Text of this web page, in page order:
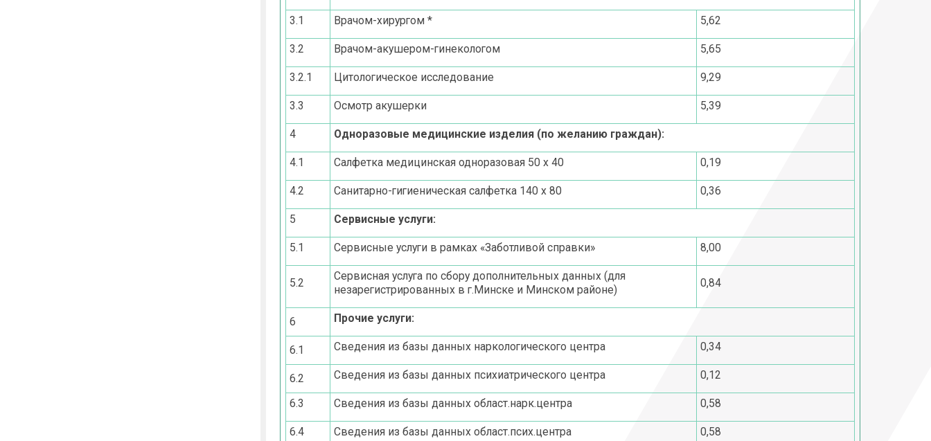
3.1 Врачом-хирургом * 5,62
3.2 Врачом-акушером-гинекологом 5,65
3.2.1 Цитологическое исследование 9,29
3.3 Осмотр акушерки 5,39
4 Одноразовые медицинские изделия (по желанию граждан):
4.1 Салфетка медицинская одноразовая 50 х 40 0,19
4.2 Санитарно-гигиеническая салфетка 140 х 80 0,36
5 Сервисные услуги:
5.1 Сервисные услуги в рамках «Заботливой справки» 8,00
5.2
Сервисная услуга по сбору дополнительных данных (для
незарегистрированных в г.Минске и Минском районе)
0,84
6 Прочие услуги:
6.1 Сведения из базы данных наркологического центра 0,34
6.2 Сведения из базы данных психиатрического центра 0,12
6.3 Сведения из базы данных област.нарк.центра 0,58
6.4 Сведения из базы данных област.псих.центра 0,58